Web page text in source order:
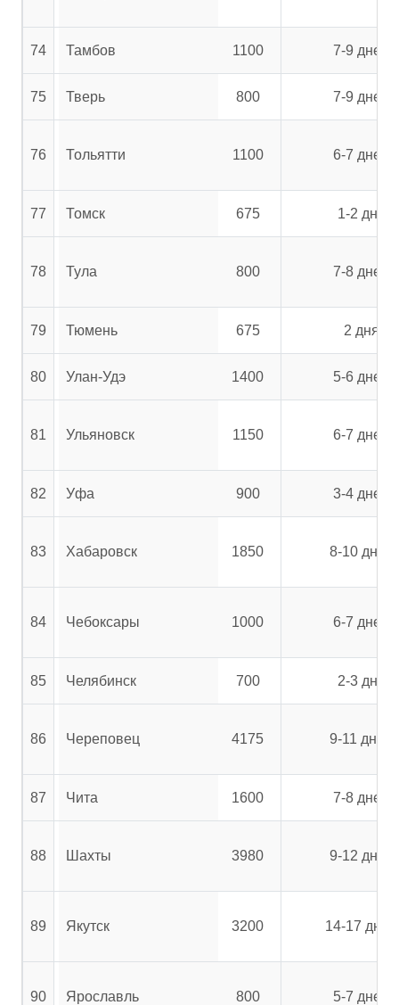
74 Тамбов 1100 7-9 дней
75 Тверь 800 7-9 дней
76 Тольятти 1100 6-7 дней
77 Томск 675 1-2 дня
78 Тула 800 7-8 дней
79 Тюмень 675 2 дня
80 Улан-Удэ 1400 5-6 дней
81 Ульяновск 1150 6-7 дней
82 Уфа 900 3-4 дней
83 Хабаровск 1850 8-10 дней
84 Чебоксары 1000 6-7 дней
85 Челябинск 700 2-3 дня
86 Череповец 4175 9-11 дней
87 Чита 1600 7-8 дней
88 Шахты 3980 9-12 дней
89 Якутск 3200 14-17 дней
90 Ярославль 800 5-7 дней